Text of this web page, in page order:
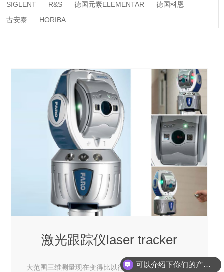
SIGLENT
R&S 德国元素ELEMENTAR
德国科恩
古安泰
HORIBA
激光跟踪仪laser tracker
大范围三维测量现在变得比以往更快、更简单FARO
可以介绍下你们的产品么？